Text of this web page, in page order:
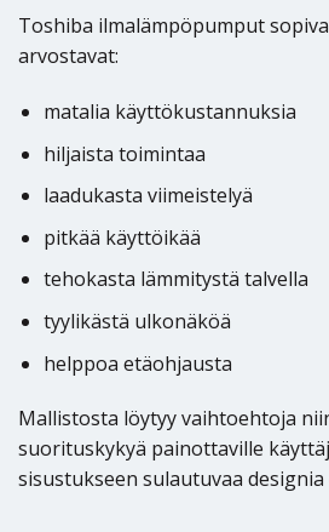
Toshiba ilmalämpöpumput
arvostavat:
matalia käyttökustannuksia
hiljaista toimintaa
laadukasta viimeistelyä
pitkää käyttöikää
tehokasta lämmitystä talvella
tyylikästä ulkonäköä
helppoa etäohjausta
Mallistosta löytyy vaihtoehtoja
suorituskykyä painottaville
sisustukseen sulautuvaa